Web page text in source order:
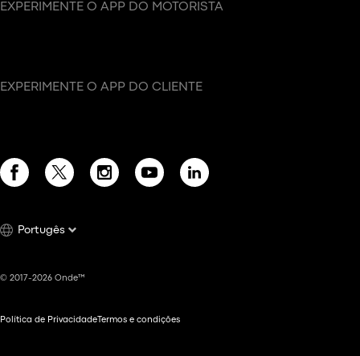
EXPERIMENTE O APP DO MOTORISTA
EXPERIMENTE O APP DO CLIENTE
Portugês
© 2017-2026 Onde™
Política de Privacidade Termos e condições